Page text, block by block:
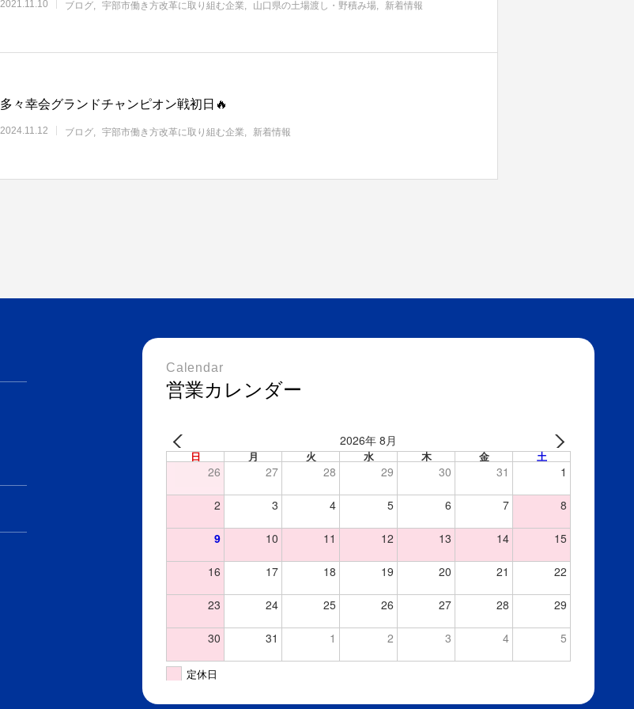
2021.11.10 ブログ 宇部市働き方改革に取り組む企業 山口県の土場渡し・野積み場 新着情報
多々幸会グランドチャンピオン戦初日🔥
2024.11.12 ブログ 宇部市働き方改革に取り組む企業 新着情報
Calendar
営業カレンダー
2026年 8月
日 月 火 水 木 金 土
26 27 28 29 30 31 1
2 3 4 5 6 7 8
9 10 11 12 13 14 15
16 17 18 19 20 21 22
23 24 25 26 27 28 29
30 31 1 2 3 4 5
定休日